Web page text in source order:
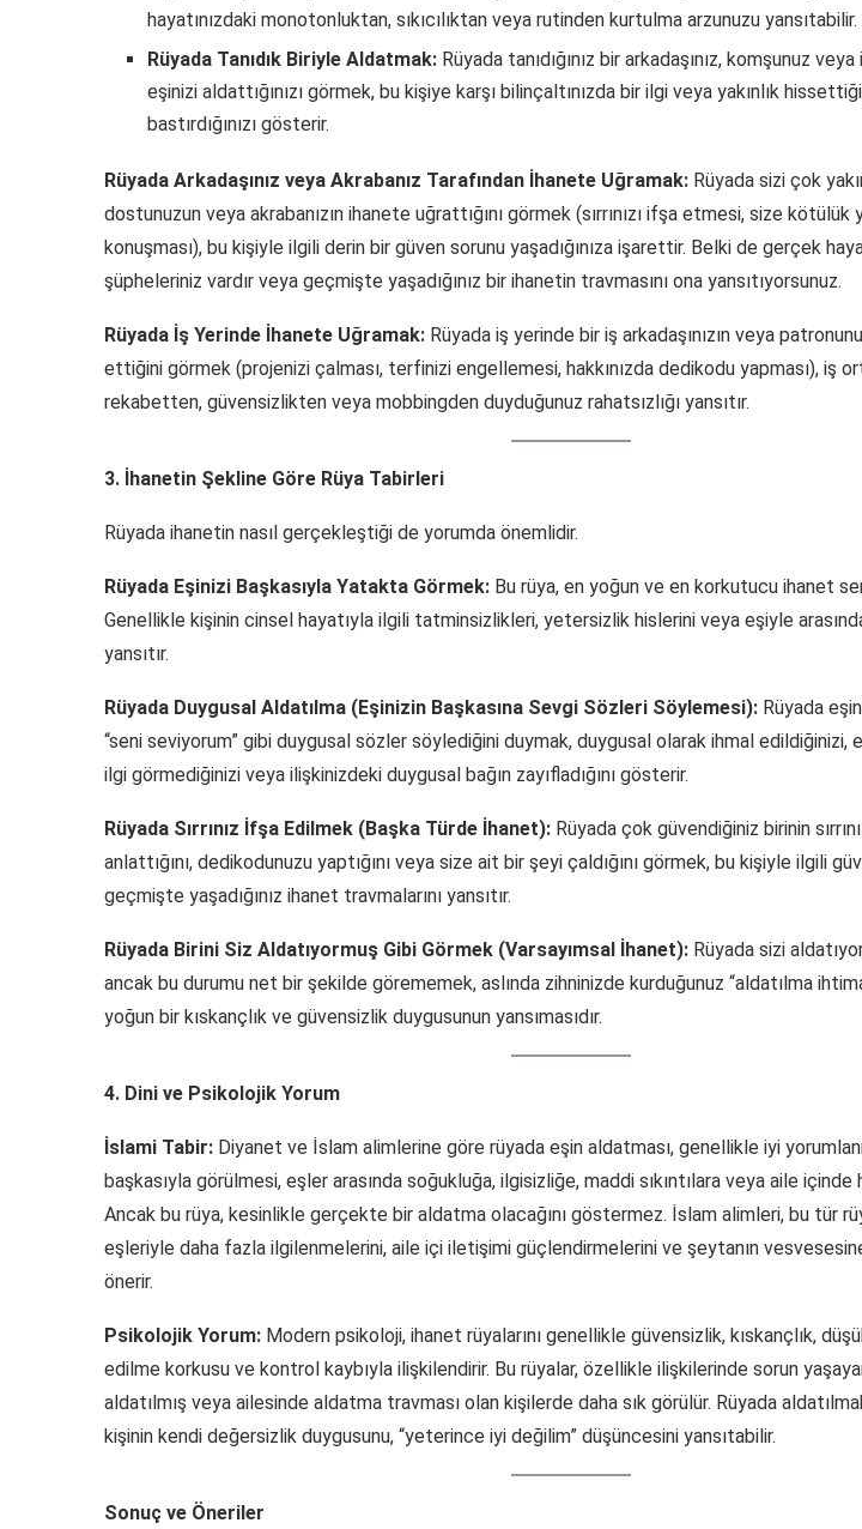
hayatınızdaki monotonluktan, sıkıcılıktan veya rutinden kurtulma arzunuzu yansıtabilir.
Rüyada Tanıdık Biriyle Aldatmak: Rüyada tanıdığınız bir arkadaşınız, komşunuz veya
eşinizi aldattığınızı görmek, bu kişiye karşı bilinçaltınızda bir ilgi veya yakınlık
bastırdığınızı gösterir.
Rüyada Arkadaşınız veya Akrabanız Tarafından İhanete Uğramak: Rüyada sizi çok
dostunuzun veya akrabanızın ihanete uğrattığını görmek (sırrınızı ifşa etmesi, size kötülük
konuşması), bu kişiyle ilgili derin bir güven sorunu yaşadığınıza işarettir. Belki de gerçek
şüpheleriniz vardır veya geçmişte yaşadığınız bir ihanetin travmasını ona yansıtıyorsunuz.
Rüyada İş Yerinde İhanete Uğramak: Rüyada iş yerinde bir iş arkadaşınızın veya
ettiğini görmek (projenizi çalması, terfinizi engellemesi, hakkınızda dedikodu yapması), iş
rekabetten, güvensizlikten veya mobbingden duyduğunuz rahatsızlığı yansıtır.
3. İhanetin Şekline Göre Rüya Tabirleri
Rüyada ihanetin nasıl gerçekleştiği de yorumda önemlidir.
Rüyada Eşinizi Başkasıyla Yatakta Görmek: Bu rüya, en yoğun ve en korkutucu ihanet
Genellikle kişinin cinsel hayatıyla ilgili tatminsizlikleri, yetersizlik hislerini veya eşiyle
yansıtır.
Rüyada Duygusal Aldatılma (Eşinizin Başkasına Sevgi Sözleri Söylemesi): Rüyada
“seni seviyorum” gibi duygusal sözler söylediğini duymak, duygusal olarak ihmal edildiğinizi,
ilgi görmediğinizi veya ilişkinizdeki duygusal bağın zayıfladığını gösterir.
Rüyada Sırrınız İfşa Edilmek (Başka Türde İhanet): Rüyada çok güvendiğiniz birinin
anlattığını, dedikodunuzu yaptığını veya size ait bir şeyi çaldığını görmek, bu kişiyle ilgili
geçmişte yaşadığınız ihanet travmalarını yansıtır.
Rüyada Birini Siz Aldatıyormuş Gibi Görmek (Varsayımsal İhanet): Rüyada sizi
ancak bu durumu net bir şekilde görememek, aslında zihninizde kurduğunuz “aldatılma
yoğun bir kıskançlık ve güvensizlik duygusunun yansımasıdır.
4. Dini ve Psikolojik Yorum
İslami Tabir: Diyanet ve İslam alimlerine göre rüyada eşin aldatması, genellikle iyi
başkasıyla görülmesi, eşler arasında soğukluğa, ilgisizliğe, maddi sıkıntılara veya aile içinde
Ancak bu rüya, kesinlikle gerçekte bir aldatma olacağını göstermez. İslam alimleri, bu tür
eşleriyle daha fazla ilgilenmelerini, aile içi iletişimi güçlendirmelerini ve şeytanın vesvesesine
önerir.
Psikolojik Yorum: Modern psikoloji, ihanet rüyalarını genellikle güvensizlik, kıskançlık,
edilme korkusu ve kontrol kaybıyla ilişkilendirir. Bu rüyalar, özellikle ilişkilerinde sorun
aldatılmış veya ailesinde aldatma travması olan kişilerde daha sık görülür. Rüyada
kişinin kendi değersizlik duygusunu, “yeterince iyi değilim” düşüncesini yansıtabilir.
Sonuç ve Öneriler